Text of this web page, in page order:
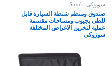
سوزوكى Suzuki
صندوق ومنظم شنطة السيارة قابل
للطى بجيوب ومساحات مقسمة
عملية لتخزين الاغراض المختلفة
سوزوكى